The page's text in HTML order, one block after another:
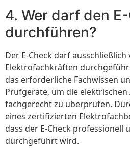
4. Wer darf den
durchführen?
Der E-Check darf
Elektrofachkräften
das erforderliche Fachwissen
Prüfgeräte, um die
fachgerecht zu überprüfen.
eines zertifizierten
dass der E-Check professionell
durchgeführt wird.